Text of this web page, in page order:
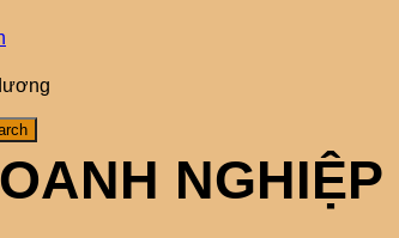
NGHIỆP